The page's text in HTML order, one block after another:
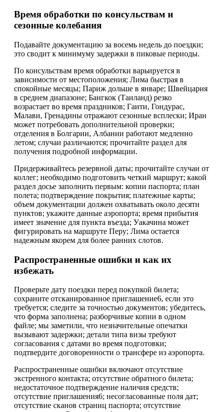
Время обработки по консульствам и
сезонные колебания
Подавайте документацию за восемь недель до поездки;
это сводит к минимуму задержки в пиковые периоды.
По консульствам время обработки варьируется в
зависимости от местоположения; Лима быстрая в
спокойные месяцы; Париж дольше в январе; Швейцария
в среднем диапазоне; Бангкок (Таиланд) резко
возрастает во время праздников; Гаити, Гондурас,
Малави, Гренадины отражают сезонные всплески; Иран
может потребовать дополнительной проверки;
отделения в Болгарии, Албании работают медленно
летом; случаи различаются; прочитайте раздел для
получения подробной информации.
Придерживайтесь резервной даты; прочитайте случаи от
коллег; необходимо подготовить четкий маршрут; какой
раздел досье заполнить первым: копии паспорта; план
полета; подтверждение покрытия; платежные карты;
объем документации должен охватывать около десяти
пунктов; укажите данные аэропорта; время прибытия
имеет значение для пункта въезда; Уакачина может
фигурировать на маршруте Перу; Лима остается
надежным якорем для более ранних слотов.
Распространенные ошибки и как их
избежать
Проверьте дату поездки перед покупкой билета;
сохраните отсканированное приглашение6, если это
требуется; следите за точностью документов; убедитесь,
что форма заполнена; разборчивые копии в одном
файле; мы заметили, что незначительные опечатки
вызывают задержки; детали типа визы требуют
согласования с датами во время подготовки;
подтвердите договоренности о трансфере из аэропорта.
Распространенные ошибки включают отсутствие
экстренного контакта; отсутствие обратного билета;
недостаточное подтверждение наличия средств;
отсутствие приглашения6; несогласованные поля дат;
отсутствие сканов страниц паспорта; отсутствие